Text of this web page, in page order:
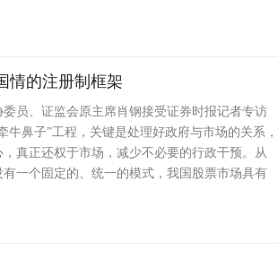
情的注册制框架
员、证监会原主席肖钢接受证券时报记者专访
牛鼻子”工程，关键是处理好政府与市场的关系，
真正还权于市场，减少不必要的行政干预。从
一个固定的、统一的模式，我国股票市场具有